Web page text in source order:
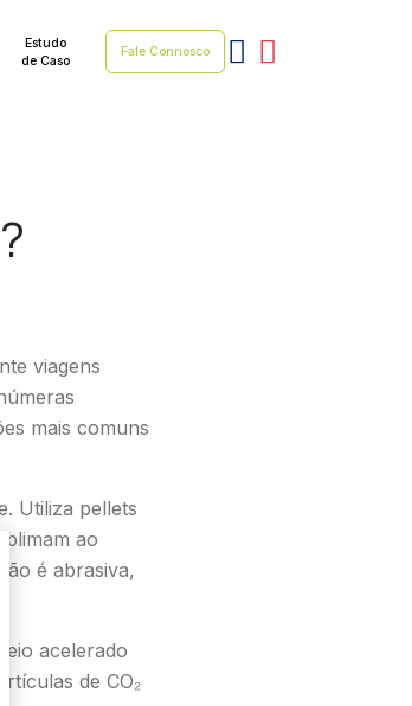
Estudo
de Caso
Fale Connosco
mais comuns
Utiliza pellets
ao
é abrasiva,
acelerado
de CO₂